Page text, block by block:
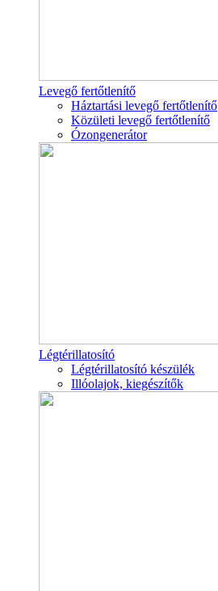
Levegő fertőtlenítő
Háztartási levegő fertőtlenítő
Közületi levegő fertőtlenítő
Ózongenerátor
Légtérillatosító
Légtérillatosító készülék
Illóolajok, kiegészítők